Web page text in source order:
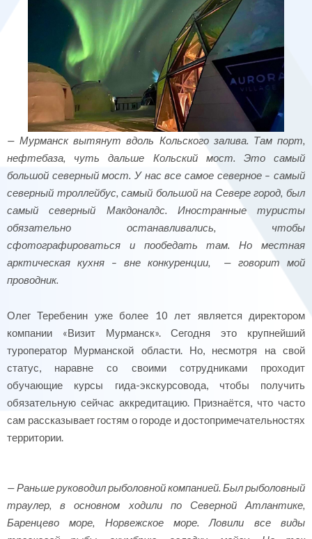
— Мурманск вытянут вдоль Кольского залива. Там порт,
нефтебаза, чуть дальше Кольский мост. Это самый
большой северный мост. У нас все самое северное – самый
северный троллейбус, самый большой на Севере город, был
самый северный Макдоналдс. Иностранные туристы
обязательно останавливались, чтобы
сфотографироваться и пообедать там. Но местная
арктическая кухня – вне конкуренции, — говорит мой
проводник.
Олег Теребенин уже более 10 лет является директором
компании «Визит Мурманск». Сегодня это крупнейший
туроператор Мурманской области. Но, несмотря на свой
статус, наравне со своими сотрудниками проходит
обучающие курсы гида-экскурсовода, чтобы получить
обязательную сейчас аккредитацию. Признаётся, что часто
сам рассказывает гостям о городе и достопримечательностях
территории.
— Раньше руководил рыболовной компанией. Был рыболовный
траулер, в основном ходили по Северной Атлантике,
Баренцево море, Норвежское море. Ловили все виды